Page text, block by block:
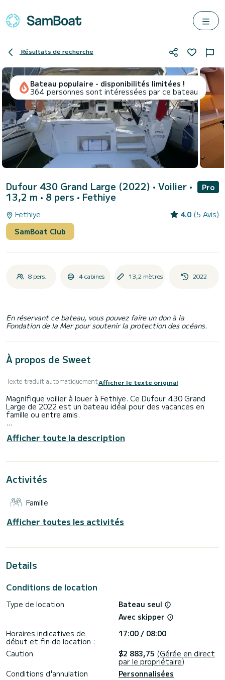
Résultats de recherche
Bateau populaire - disponibilités limitées !
364 personnes sont intéressées par ce bateau
Dufour 430 Grand Large (2022) • Voilier •
13,2 m • 8 pers • Fethiye
Pro
Fethiye 4.0 (5 Avis)
SamBoat Club
8 pers. 4 cabines 13,2 mètres 2022
En réservant ce bateau, vous pouvez faire un don à la
Fondation de la Mer pour soutenir la protection des océans.
À propos de Sweet
Texte traduit automatiquementAfficher le texte original
Magnifique voilier à louer à Fethiye. Ce Dufour 430 Grand
Large de 2022 est un bateau idéal pour des vacances en
famille ou entre amis.
capacité de 8 passagers. D'une longueur totale de 13
mètres et d'une puissance de 55 chevaux, il sera votre
eaux de Fethiye
Pour votre confort, Sweet dispose de 2 toilettes avec
Il dispose des équipements suivants : Pilote automatique,
Si vous avez des questions sur le bateau ou sur les
Afficher toute la description
Activités
Famille
Afficher toutes les activités
Details
Conditions de location
Type de location
Bateau seul
Avec skipper
Horaires indicatives de
début et fin de location :
17:00 / 08:00
Caution
$2 883,75 (Gérée en direct
par le propriétaire)
Conditions d'annulation
Personnalisées